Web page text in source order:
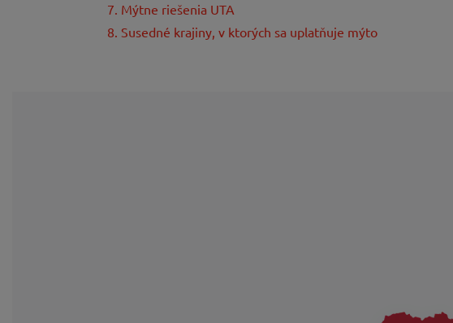
7. Mýtne riešenia UTA
8. Susedné krajiny, v ktorých sa uplatňuje mýto